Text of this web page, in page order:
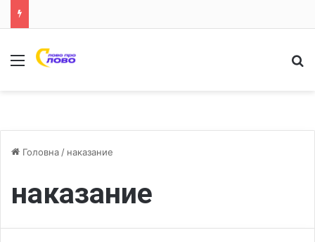
Меню
Головна / наказание
наказание